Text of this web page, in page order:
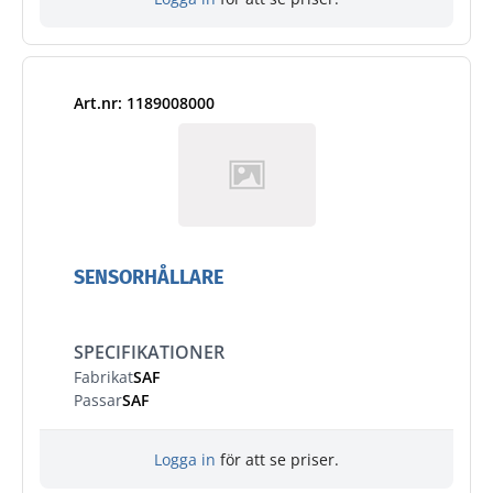
Art.nr: 1189008000
SENSORHÅLLARE
SPECIFIKATIONER
FabrikatSAF
PassarSAF
Logga in för att se priser.